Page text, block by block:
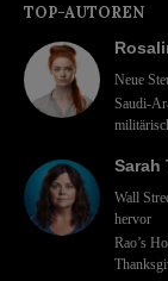
TOP-AUTOREN
Neue
Saudi-
Sarah
Wall
hervor
Rao’s